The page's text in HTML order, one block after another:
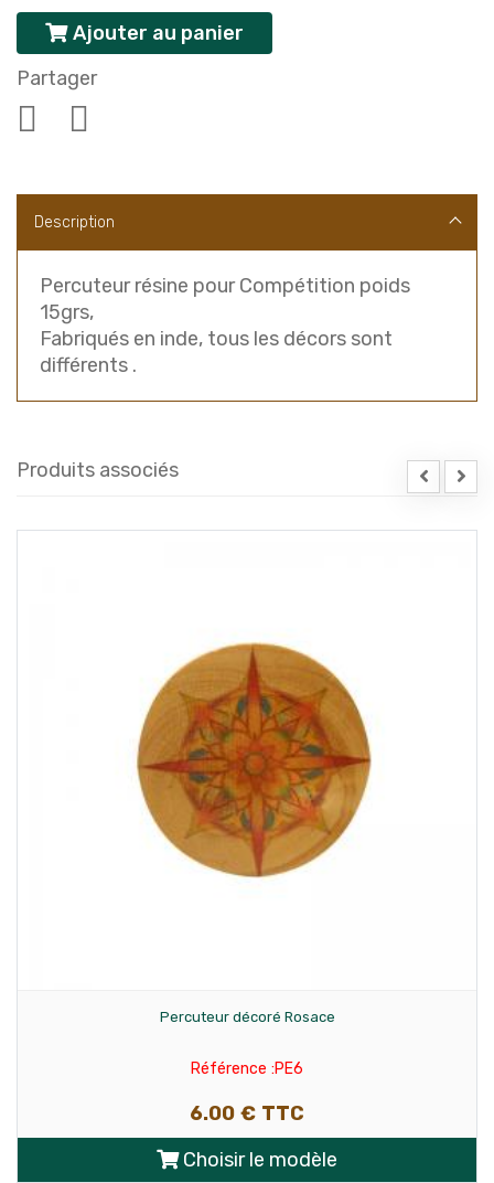
Ajouter au panier
Partager
Description
Percuteur résine pour Compétition poids
15grs,
Fabriqués en inde, tous les décors sont
différents .
Produits associés
Percuteur décoré Rosace
Référence :PE6
6.00 € TTC
Choisir le modèle